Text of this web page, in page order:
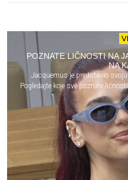
POZNATE LIČNOSTI NA
NA
Jacquemus je predstavio
Pogledajte koje sve poznate